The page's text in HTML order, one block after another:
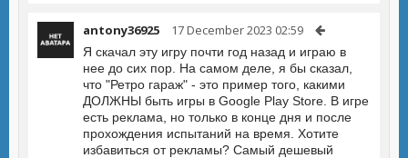
antony36925 17 December 2023 02:59
Я скачал эту игру почти год назад и играю в
нее до сих пор. На самом деле, я бы сказал,
что "Ретро гараж" - это пример того, какими
ДОЛЖНЫ быть игры в Google Play Store. В игре
есть реклама, но только в конце дня и после
прохождения испытаний на время. Хотите
избавиться от рекламы? Самый дешевый